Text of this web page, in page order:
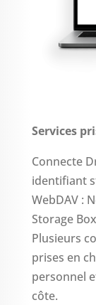
Services
Connecte
identifiant
WebDAV :
Storage
Plusieurs
prises en
personnel
côte.